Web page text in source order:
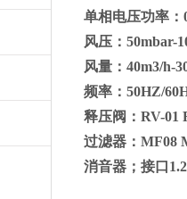
单相电压功率：
风压：50mbar-
风量：40m3/h-
频率：50HZ/
释压阀：RV-01
过滤器：MF08
消音器；接口